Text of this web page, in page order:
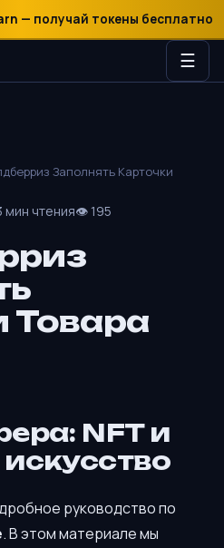
токены бесплатно
☰
Заполнять Карточки
мин чтения👁 195
Товара
NFT и
руководство по
. В этом материале мы